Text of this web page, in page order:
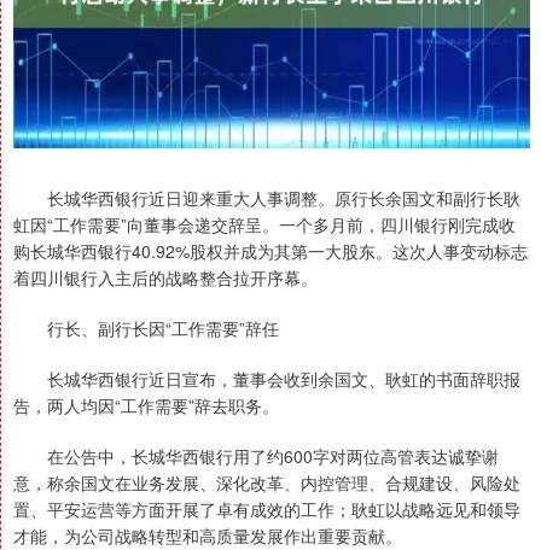
长城华西银行近日迎来重大人事调整。原行长余国文和副行长耿
虹因“工作需要”向董事会递交辞呈。一个多月前，四川银行刚完成收
购长城华西银行40.92%股权并成为其第一大股东。这次人事变动标志
着四川银行入主后的战略整合拉开序幕。
行长、副行长因“工作需要”辞任
长城华西银行近日宣布，董事会收到余国文、耿虹的书面辞职报
告，两人均因“工作需要”辞去职务。
在公告中，长城华西银行用了约600字对两位高管表达诚挚谢
意，称余国文在业务发展、深化改革、内控管理、合规建设、风险处
置、平安运营等方面开展了卓有成效的工作；耿虹以战略远见和领导
才能，为公司战略转型和高质量发展作出重要贡献。